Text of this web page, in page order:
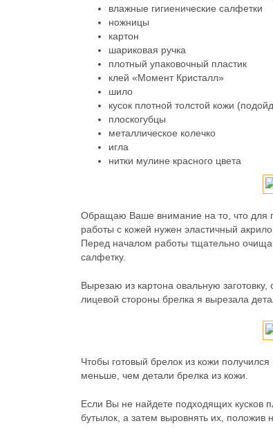
влажные гигиенические салфетки
ножницы
картон
шариковая ручка
плотный упаковочный пластик
клей «Момент Кристалл»
шило
кусок плотной толстой кожи
плоскогубцы
металлическое колечко
игла
нитки мулине красного цвета
Обращаю Ваше внимание на то, что для
работы с кожей нужен эластичный
Перед началом работы тщательно
салфетку.
Вырезаю из картона овальную
лицевой стороны брелка я вырезала
Чтобы готовый брелок из кожи
меньше, чем детали брелка из кожи.
Если Вы не найдете подходящих кусков
бутылок, а затем выровнять их, положив